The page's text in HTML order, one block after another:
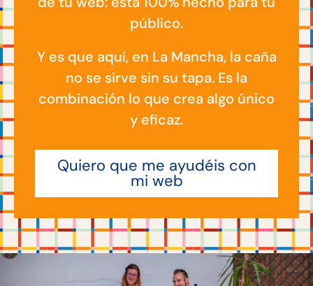
público.
Y es que aquí, en La Mancha, la caña
no se sirve sin su tapa. Es la
combinación lo que crea algo único
y eficaz.
Quiero que me ayudéis con
mi web